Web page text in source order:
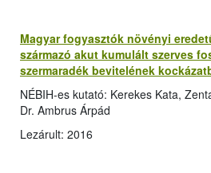
Magyar fogyasztók növényi
származó akut kumulált szerves
szermaradék bevitelének
NÉBIH-es kutató: Kerekes Kata,
Dr. Ambrus Árpád
Lezárult: 2016